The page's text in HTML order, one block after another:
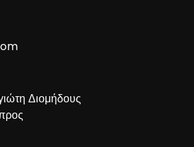
Διομήδους